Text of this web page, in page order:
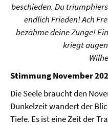
beschieden. Du
endlich Frieden! Ach
bezähme deine Zunge!
kriegt
Stimmung November
Die Seele braucht den
Dunkelzeit wandert der
Tiefe. Es ist eine Zeit der